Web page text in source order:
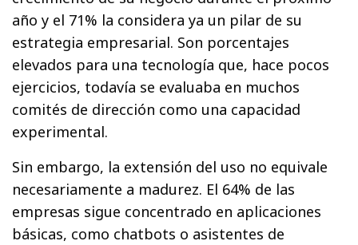
año y el 71% la considera ya un pilar de su
estrategia empresarial. Son porcentajes
elevados para una tecnología que, hace pocos
ejercicios, todavía se evaluaba en muchos
comités de dirección como una capacidad
experimental.
Sin embargo, la extensión del uso no equivale
necesariamente a madurez. El 64% de las
empresas sigue concentrado en aplicaciones
básicas, como chatbots o asistentes de